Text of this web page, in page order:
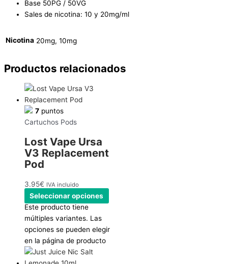
Base 50PG / 50VG
Sales de nicotina: 10 y 20mg/ml
Nicotina 20mg, 10mg
Productos relacionados
7 puntos
Cartuchos Pods
Lost Vape Ursa
V3 Replacement
Pod
3.95€ IVA incluido
Seleccionar opciones
Este producto tiene
múltiples variantes. Las
opciones se pueden elegir
en la página de producto